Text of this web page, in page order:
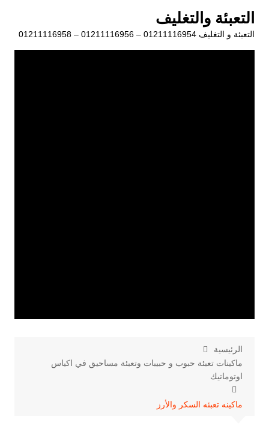
المحتوى
التعبئة والتغليف
التعبئة و التغليف 01211116954 – 01211116956 – 01211116958
الرئيسية
ماكينات تعبئة حبوب و حبيبات وتعبئة مساحيق في اكياس
اوتوماتيك
ماكينه تعبئه السكر والأرز